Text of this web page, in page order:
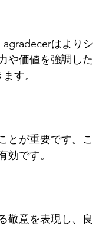
はよりシ
や価値を強調した
す。
とが重要です。こ
です。
敬意を表現し、良